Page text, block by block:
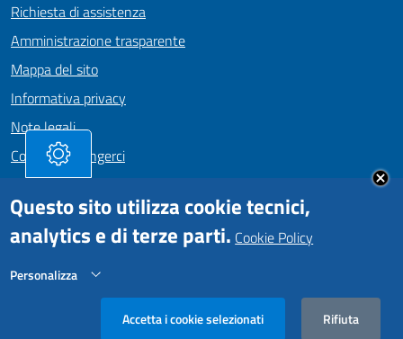
Richiesta di assistenza
Amministrazione trasparente
Mappa del sito
Informativa privacy
Note legali
Come Raggiungerci
Dichiarazione di accessibilità
SEGUICI SU
Facebookhttps://www.instagram.com/comunepositanoofficial/
Comune di Positano • Realizzato da
Questo sito utilizza cookie tecnici,
analytics e di terze parti. Cookie Policy
Personalizza
Accetta i cookie selezionati
Rifiuta
Rifiuta